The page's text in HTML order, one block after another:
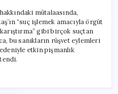
mütalaasında,
“suç işlemek amacıyla örgüt
gibi birçok suçtan
bu sanıkların rüşvet eylemleri
etkin pişmanlık